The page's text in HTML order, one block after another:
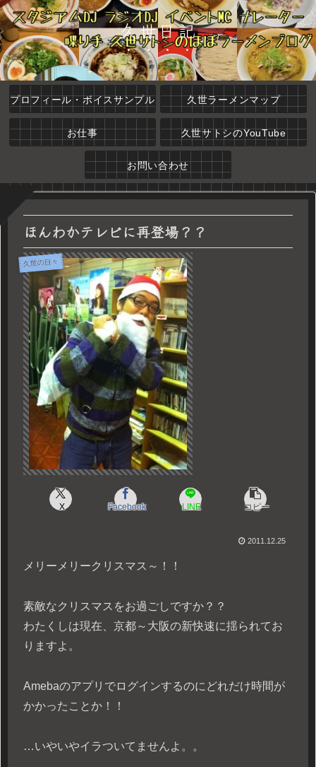
久世日記
プロフィール・ボイスサンプル 久世ラーメンマップ
お仕事 久世サトシのYouTube
お問い合わせ
ほんわかテレビに再登場？？
久世の日々
X Facebook LINE コピー
2011.12.25
メリーメリークリスマス～！！
素敵なクリスマスをお過ごしですか？？
わたくしは現在、京都～大阪の新快速に揺られてお
りますよ。
Amebaのアプリでログインするのにどれだけ時間が
かかったことか！！
…いやいやイラついてませんよ。。